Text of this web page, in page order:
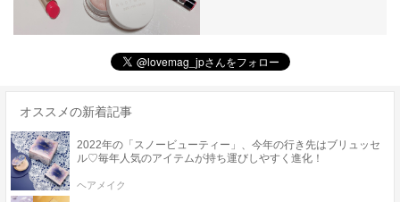
オススメの新着記事
2022年の「スノービューティー」、今年の行き先はブリュッセ
ル♡毎年人気のアイテムが持ち運びしやすく進化！
ヘアメイク